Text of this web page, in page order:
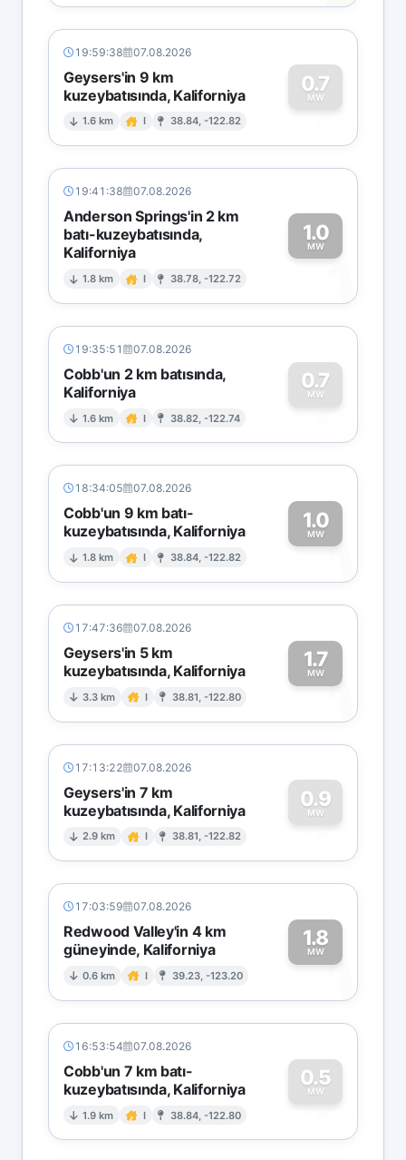
19:59:38 07.08.2026
Geysers'in 9 km
kuzeybatısında, Kaliforniya
1.6 km I 38.84, -122.82
0.7
MW
0
19:41:38 07.08.2026
Anderson Springs'in 2 km
batı-kuzeybatısında,
Kaliforniya
1.8 km I 38.78, -122.72
1.0
MW
1
19:35:51 07.08.2026
Cobb'un 2 km batısında,
Kaliforniya
1.6 km I 38.82, -122.74
0.7
MW
0
18:34:05 07.08.2026
Cobb'un 9 km batı-
kuzeybatısında, Kaliforniya
1.8 km I 38.84, -122.82
1.0
MW1
17:47:36 07.08.2026
Geysers'in 5 km
kuzeybatısında, Kaliforniya
3.3 km I 38.81, -122.80
1.7
MW1
17:13:22 07.08.2026
Geysers'in 7 km
kuzeybatısında, Kaliforniya
2.9 km I 38.81, -122.82
0.9
MW
0
17:03:59 07.08.2026
Redwood Valley'in 4 km
güneyinde, Kaliforniya
0.6 km I 39.23, -123.20
1.8
MW1
16:53:54 07.08.2026
Cobb'un 7 km batı-
kuzeybatısında, Kaliforniya
1.9 km I 38.84, -122.80
0.5
MW
0